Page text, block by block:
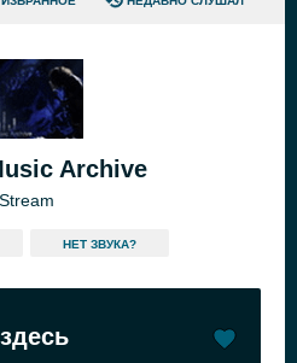
Archive
Stream
HЕТ ЗВУКА?